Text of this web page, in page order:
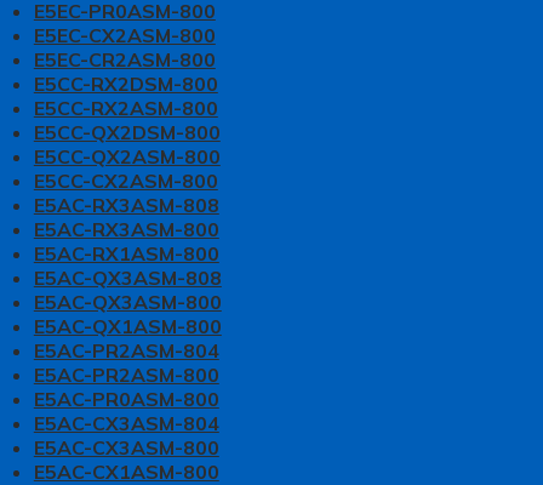
E5EC-PR0ASM-800
E5EC-CX2ASM-800
E5EC-CR2ASM-800
E5CC-RX2DSM-800
E5CC-RX2ASM-800
E5CC-QX2DSM-800
E5CC-QX2ASM-800
E5CC-CX2ASM-800
E5AC-RX3ASM-808
E5AC-RX3ASM-800
E5AC-RX1ASM-800
E5AC-QX3ASM-808
E5AC-QX3ASM-800
E5AC-QX1ASM-800
E5AC-PR2ASM-804
E5AC-PR2ASM-800
E5AC-PR0ASM-800
E5AC-CX3ASM-804
E5AC-CX3ASM-800
E5AC-CX1ASM-800